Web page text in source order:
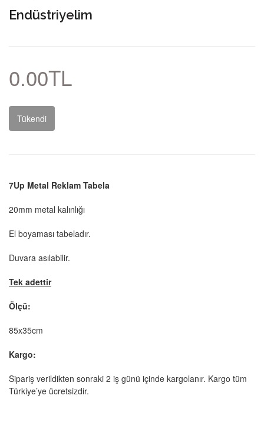
Endüstriyelim
0.00TL
Tükendi
7Up Metal Reklam Tabela
20mm metal kalınlığı
El boyaması tabeladır.
Duvara asılabilir.
Tek adettir
Ölçü:
85x35cm
Kargo:
Sipariş verildikten sonraki 2 iş günü içinde kargolanır. Kargo tüm
Türkiye’ye ücretsizdir.